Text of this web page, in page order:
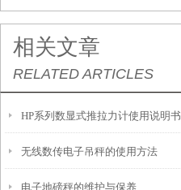
相关文章
RELATED ARTICLES
HP系列数显式推拉力计使用说明书
无线数传电子吊秤的使用方法
电子地磅秤的维护与保养